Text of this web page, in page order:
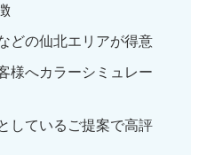
どの仙北エリアが得意
様へカラーシミュレー
しているご提案で高評